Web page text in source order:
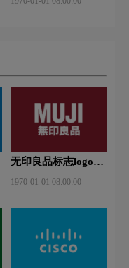
无印良品标志logo图
1970-01-01 08:00:00